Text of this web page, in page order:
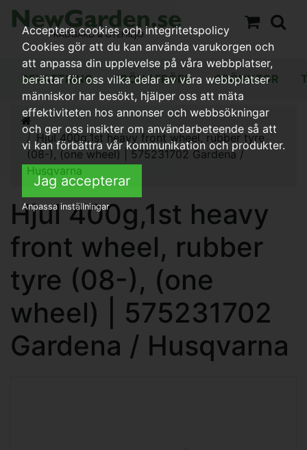
BEVATTNING FRÖN / FRÖER GRÖNYTOR
Hjul 400g,1st heavy front wheel, rubber tyre
(08-), (one wheel) | 575231702 Gardena /
Husqvarna
Hjul 400g,1st heavy
front wheel, rubber
tyre (08-), (one
wheel) | 575231702
Gardena / Husqvarna
Acceptera cookies och integritetspolicy
Cookies gör att du kan använda varukorgen och
att anpassa din upplevelse på våra webbplatser,
berättar för oss vilka delar av våra webbplatser
människor har besökt, hjälper oss att mäta
effektiviteten hos annonser och webbsökningar
och ger oss insikter om användarbeteende så att
vi kan förbättra vår kommunikation och produkter.
Jag accepterar
Anpassa inställningar